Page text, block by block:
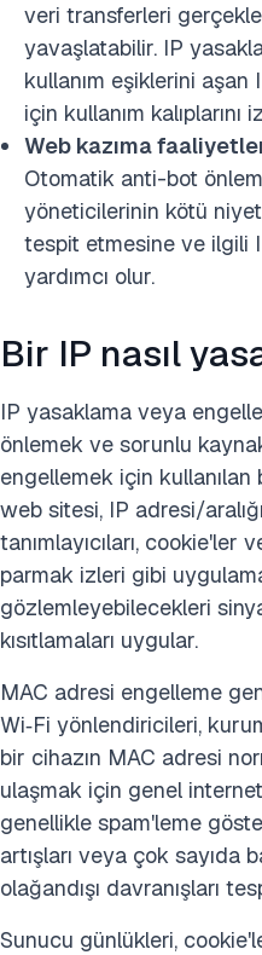
veri transferleri
yavaşlatabilir. IP
kullanım eşiklerini
için kullanım kalıplarını
Web kazıma
Otomatik anti-bot
yöneticilerinin kötü
tespit etmesine ve ilgili
yardımcı olur.
Bir IP nasıl
IP yasaklama veya
önlemek ve sorunlu
engellemek için
web sitesi, IP adresi/
tanımlayıcıları, cookie'ler
parmak izleri gibi
gözlemleyebilecekleri
kısıtlamaları uygular.
MAC adresi engelleme
Wi‑Fi yönlendiricileri,
bir cihazın MAC adresi
ulaşmak için genel
genellikle spam'leme
artışları veya çok sayıda
olağandışı davranışları
Sunucu günlükleri,